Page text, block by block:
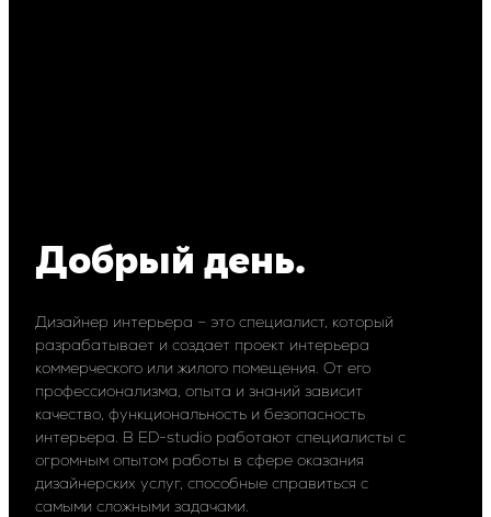
Добрый день.
Дизайнер интерьера – это специалист, который
разрабатывает и создает проект интерьера
коммерческого или жилого помещения. От его
профессионализма, опыта и знаний зависит
качество, функциональность и безопасность
интерьера. В ED-studio работают специалисты с
огромным опытом работы в сфере оказания
дизайнерских услуг, способные справиться с
самыми сложными задачами.